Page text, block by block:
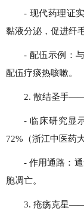
- 现代药理证
黏液分泌，促进纤
- 配伍示例：与
配伍疗痰热咳嗽。
2. 散结圣手
- 临床研究显
72%（浙江中医药
- 作用通路：
胞凋亡。
3. 疮疡克星